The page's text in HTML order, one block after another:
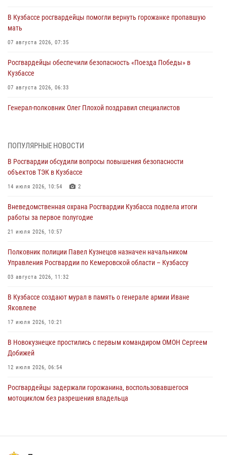
В Кузбассе росгвардейцы помогли вернуть горожанке пропавшую
мать
07 августа 2026, 07:35
Росгвардейцы обеспечили безопасность «Поезда Победы» в
Кузбассе
07 августа 2026, 06:33
Генерал-полковник Олег Плохой поздравил специалистов
07 августа 2026, 05:32
С 1 сентября 2026 года вступает в силу новый федеральный закон о
частной охранной деятельности
06 августа 2026, 10:19
Росгвардейцы задержали предполагаемого виновника причинения
ножевого ранения кемеровчанину
06 августа 2026, 09:18
Росгвардейцы задержали мужчину, повредившего имущество
горожанки
06 августа 2026, 08:17
Росгвардейцы пресекли противоправные действия и защитили
новокузнечанку от агрессивного знакомого
06 августа 2026, 07:16
ПОПУЛЯРНЫЕ НОВОСТИ
В Росгвардии обсудили вопросы повышения безопасности
объектов ТЭК в Кузбассе
14 июля 2026, 10:54 2
Вневедомственная охрана Росгвардии Кузбасса подвела итоги
работы за первое полугодие
21 июля 2026, 10:57
Полковник полиции Павел Кузнецов назначен начальником
Управления Росгвардии по Кемеровской области – Кузбассу
03 августа 2026, 11:32
В Кузбассе создают мурал в память о генерале армии Иване
Яковлеве
17 июля 2026, 10:21
В Новокузнецке простились с первым командиром ОМОН Сергеем
Добижей
12 июля 2026, 06:54
Росгвардейцы задержали горожанина, воспользовавшегося
мотоциклом без разрешения владельца